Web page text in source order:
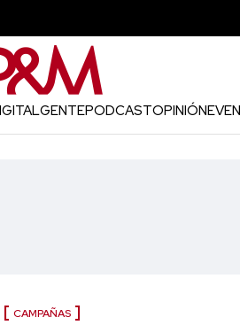
GENTEPODCASTOPINIÓN
CAMPAÑAS